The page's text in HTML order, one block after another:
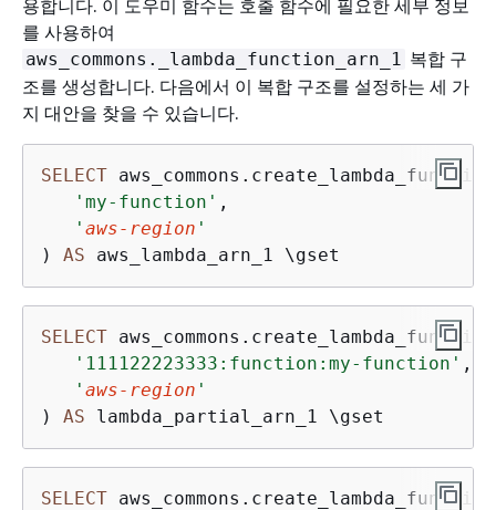
용합니다. 이 도우미 함수는 호출 함수에 필요한 세부 정보
를 사용하여
aws_commons._lambda_function_arn_1 복합 구
조를 생성합니다. 다음에서 이 복합 구조를 설정하는 세 가
지 대안을 찾을 수 있습니다.
SELECT
'my-function' ,
' aws-region '
) AS
SELECT
'111122223333:function:my-function' ,
' aws-region '
) AS
SELECT